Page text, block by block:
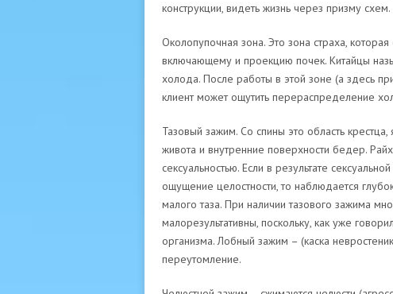
конструкции, видеть жизнь через призму схем.
Околопупочная зона. Это зона страха,
включающему и проекцию почек. Китайцы
холода. После работы в этой зоне (а здесь
клиент может ощутить перераспределение
Тазовый зажим. Со спины это область
живота и внутренние поверхности бедер.
сексуальностью. Если в результате
ощущение целостности, то наблюдается
малого таза. При наличии тазового зажима
малорезультативны, поскольку, как уже
организма. Лобный зажим – (каска
переутомление.